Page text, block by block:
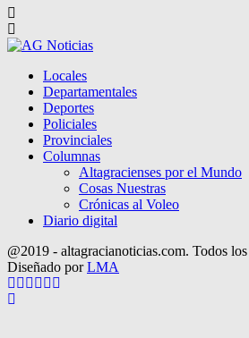
Locales
Departamentales
Deportes
Policiales
Provinciales
Columnas
Altagracienses por el Mundo
Cosas Nuestras
Crónicas al Voleo
Diario digital
@2019 - altagracianoticias.com. Todos
Diseñado porLMA
Facebook
Twitter
Instagram
Pinterest
Google